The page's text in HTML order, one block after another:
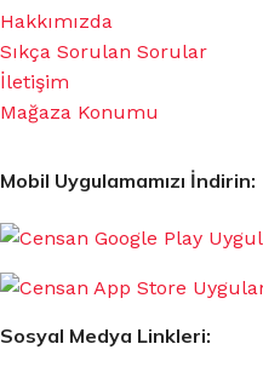
Hakkımızda
Sıkça Sorulan Sorular
İletişim
Mağaza Konumu
Mobil Uygulamamızı İndirin:
Sosyal Medya Linkleri: